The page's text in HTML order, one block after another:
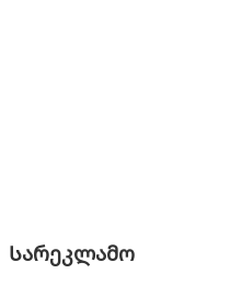
Სარეკლამო